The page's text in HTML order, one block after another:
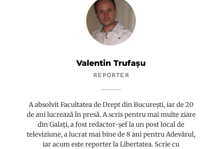
Valentin Trufașu
REPORTER
A absolvit Facultatea de Drept din București, iar de 20
de ani lucrează în presă. A scris pentru mai multe ziare
din Galați, a fost redactor-șef la un post local de
televiziune, a lucrat mai bine de 8 ani pentru Adevărul,
iar acum este reporter la Libertatea. Scrie cu